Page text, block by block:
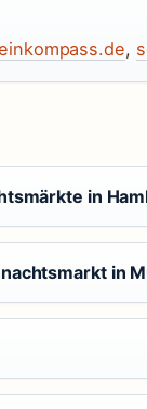
,
in
in